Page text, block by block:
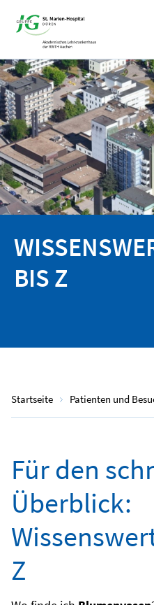
BIS Z
Startseite Patienten und
Für den
Überblick:
Z